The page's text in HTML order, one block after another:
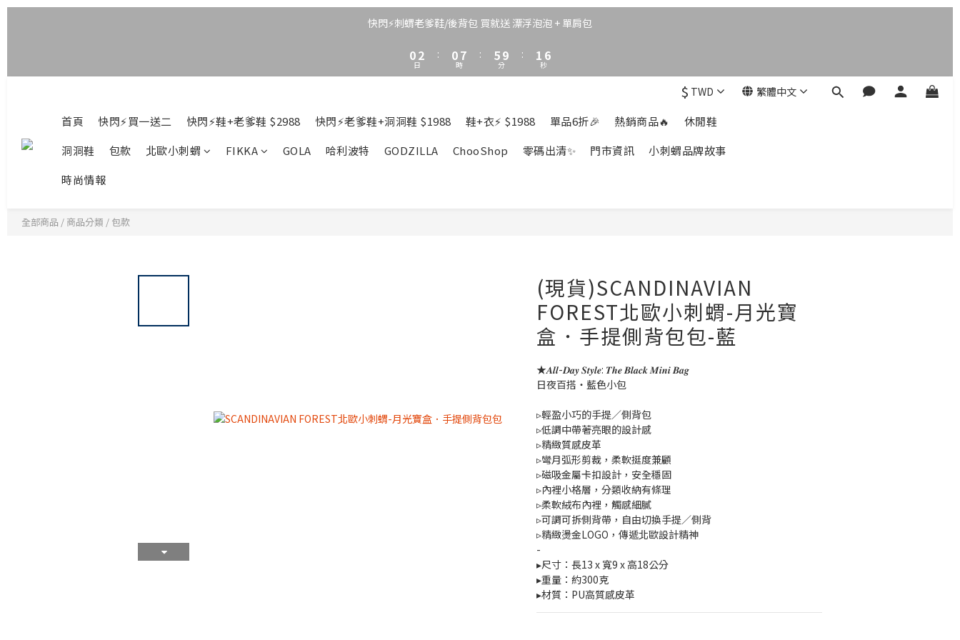
快閃⚡刺蝟老爹鞋/後背包 買就送 漂浮泡泡 + 單肩包
3
2
0
5
4
2
1
日
:
3
2
0
9
7
6
3
1
時
:
8
7
5
4
1
9
8
5
3
分
:
4
3
1
0
8
7
5
4
秒
$ TWD 繁體中文
首頁 快閃⚡買一送二 快閃⚡鞋+老爹鞋 $2988 快閃⚡老爹鞋+洞洞鞋 $1988 鞋+衣⚡ $1988 單品6折🎉 熱銷商品🔥
休閒鞋
洞洞鞋
包款 北歐小刺蝟 FIKKA GOLA 哈利波特 GODZILLA ChooShop 零碼出清✨ 門市資訊
小刺蝟品牌故事
時尚情報
全部商品 / 商品分類 / 包款
(現貨)SCANDINAVIAN
FOREST北歐小刺蝟-月光寶
盒．手提側背包包-藍
★𝑨𝒍𝒍-𝑫𝒂𝒚 𝑺𝒕𝒚𝒍𝒆: 𝑻𝒉𝒆 𝑩𝒍𝒂𝒄𝒌 𝑴𝒊𝒏𝒊 𝑩𝒂𝒈
日夜百搭・藍色小包
▹輕盈小巧的手提／側背包
▹低調中帶著亮眼的設計感
▹精緻質感皮革
▹彎月弧形剪裁，柔軟挺度兼顧
▹磁吸金屬卡扣設計，安全穩固
▹內裡小格層，分類收納有條理
▹柔軟絨布內裡，觸感細膩
▹可調可拆側背帶，自由切換手提／側背
▹精緻燙金LOGO，傳遞北歐設計精神
-
▸尺寸：長13 x 寬9 x 高18公分
▸重量：約300克
▸材質：PU高質感皮革